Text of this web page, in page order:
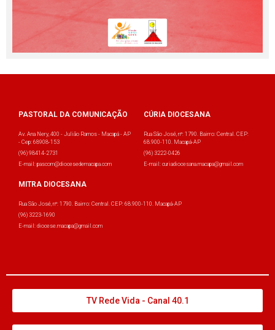
PASTORAL DA COMUNICAÇÃO
Av. Ana Nery, 400 - Julião Ramos - Macapá - AP
- Cep: 68908-153
(96) 98414-2731
E-mail: pascom@diocesedemacapa.com
CÚRIA DIOCESANA
Rua São José, nº: 1790. Bairro: Central. CEP:
68.900-110. Macapá-AP
(96) 3222-0426
E-mail: curiadiocesana.macapa@gmail.com
MITRA DIOCESANA
Rua São José, nº: 1790. Bairro: Central. CEP: 68.900-110. Macapá-AP
(96) 3223-1690
E-mail: diocese.macapa@gmail.com
TV Rede Vida - Canal 40.1